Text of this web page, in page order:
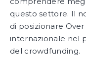
questo settore. Il
di posizionare
internazionale nel
del crowdfunding.